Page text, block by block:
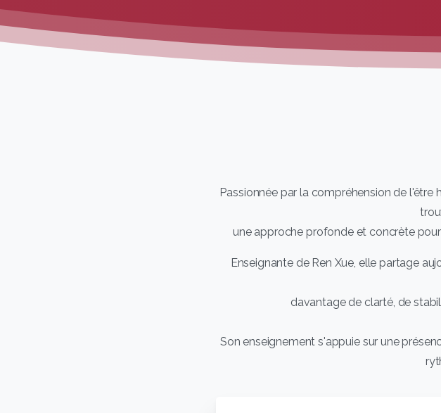
Passionnée par la compréhension de l'être
une approche profonde et concrète
Enseignante de Ren Xue, elle partage
davantage de clarté, de
Son enseignement s'appuie sur une